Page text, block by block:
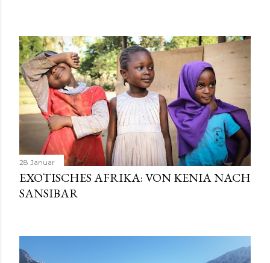
28 Januar
EXOTISCHES AFRIKA: VON KENIA NACH
SANSIBAR